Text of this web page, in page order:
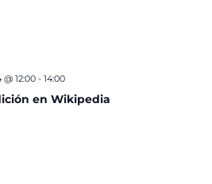
en Wikipedia
12:00- 14:00